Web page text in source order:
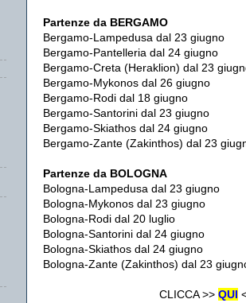
Partenze da BERGAMO
Bergamo-Lampedusa dal 23 giugno
Bergamo-Pantelleria dal 24 giugno
Bergamo-Creta (Heraklion) dal 23
Bergamo-Mykonos dal 26 giugno
Bergamo-Rodi dal 18 giugno
Bergamo-Santorini dal 23 giugno
Bergamo-Skiathos dal 24 giugno
Bergamo-Zante (Zakinthos) dal 23
Partenze da BOLOGNA
Bologna-Lampedusa dal 23 giugno
Bologna-Mykonos dal 23 giugno
Bologna-Rodi dal 20 luglio
Bologna-Santorini dal 24 giugno
Bologna-Skiathos dal 24 giugno
Bologna-Zante (Zakinthos) dal 23
CLICCA >> QUI